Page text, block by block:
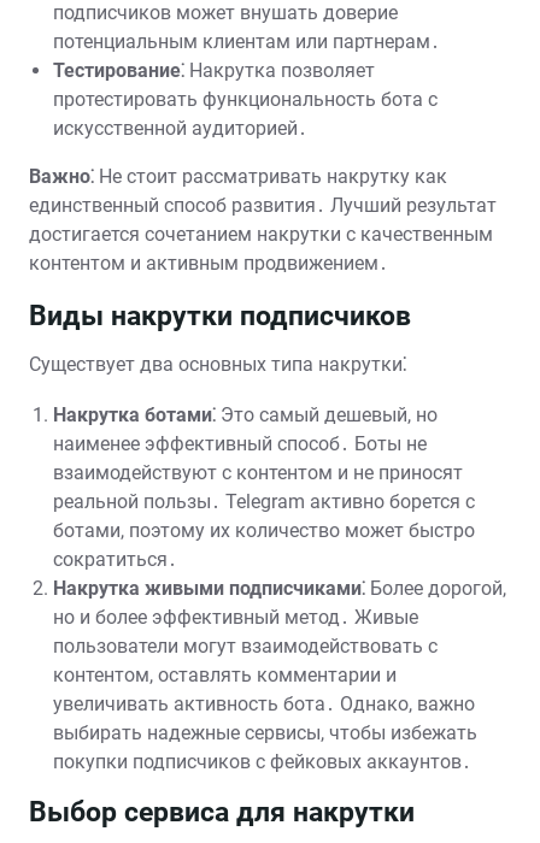
подписчиков может внушать доверие
потенциальным клиентам или партнерам․
Тестирование⁚ Накрутка позволяет
протестировать функциональность бота с
искусственной аудиторией․
Важно⁚ Не стоит рассматривать накрутку как
единственный способ развития․ Лучший результат
достигается сочетанием накрутки с качественным
контентом и активным продвижением․
Виды накрутки подписчиков
Существует два основных типа накрутки⁚
Накрутка ботами⁚ Это самый дешевый, но
наименее эффективный способ․ Боты не
взаимодействуют с контентом и не приносят
реальной пользы․ Telegram активно борется с
ботами, поэтому их количество может быстро
сократиться․
Накрутка живыми подписчиками⁚ Более дорогой,
но и более эффективный метод․ Живые
пользователи могут взаимодействовать с
контентом, оставлять комментарии и
увеличивать активность бота․ Однако, важно
выбирать надежные сервисы, чтобы избежать
покупки подписчиков с фейковых аккаунтов․
Выбор сервиса для накрутки